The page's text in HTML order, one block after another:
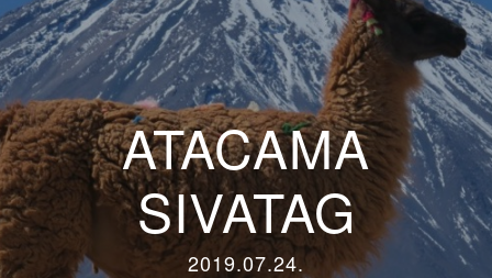
ATACAMA
SIVATAG
2019.07.24.